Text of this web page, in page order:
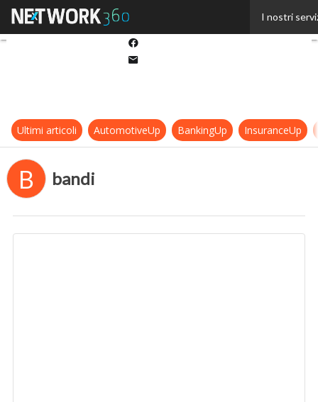
I nostri
Ultimi articoli AutomotiveUp BankingUp InsuranceUp
B bandi